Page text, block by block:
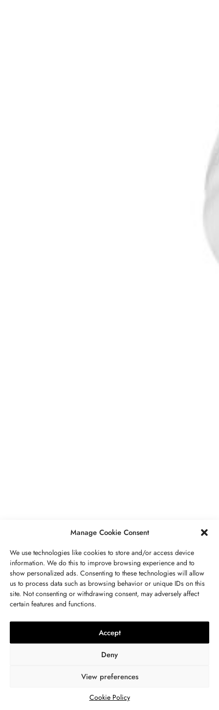
Manage Cookie Consent
We use technologies like cookies to store and/or access device
information. We do this to improve browsing experience and to
show personalized ads. Consenting to these technologies will allow
us to process data such as browsing behavior or unique IDs on this
site. Not consenting or withdrawing consent, may adversely affect
certain features and functions.
Accept
Deny
View preferences
Cookie Policy
Colección EFFY Anillo de Hematita (9 x 7mm)
y Diamante en Plata de Ley $104,SHOP NOW
Además de ser una piedra de la mente,
también es una piedra de equilibrio. Sus
propiedades también pueden ayudar a que el
cuerpo etéreo y el cuerpo físico estén
Aportará un equilibrio que la mayoría no
puede encontrar sin años de meditación y
enderezará por sí mismo si llevas esta brillante